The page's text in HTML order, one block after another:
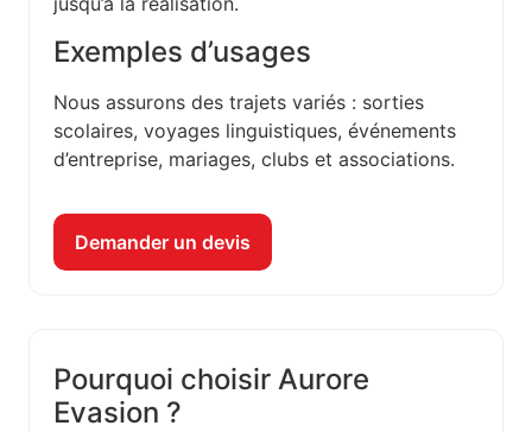
Exemples d’usages
Nous assurons des trajets variés : sorties
scolaires, voyages linguistiques, événements
d’entreprise, mariages, clubs et associations.
Demander un devis
Pourquoi choisir Aurore
Evasion ?